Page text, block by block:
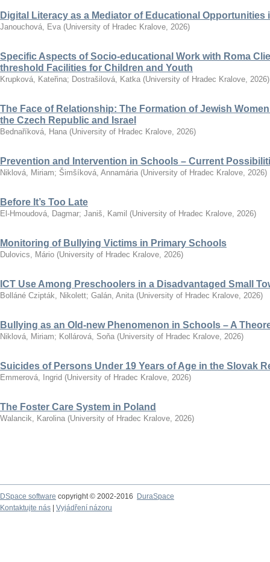
Digital Literacy as a Mediator of Educational Opportunities
Janouchová, Eva (University of Hradec Kralove, 2026)
Specific Aspects of Socio-educational Work with Roma
threshold Facilities for Children and Youth
Krupková, Kateřina; Dostrašilová, Katka (University of Hradec Kralove, 2026)
The Face of Relationship: The Formation of Jewish
the Czech Republic and Israel
Bednaříková, Hana (University of Hradec Kralove, 2026)
Prevention and Intervention in Schools – Current
Niklová, Miriam; Šimšíková, Annamária (University of Hradec Kralove, 2026)
Before It’s Too Late
El-Hmoudová, Dagmar; Janiš, Kamil (University of Hradec Kralove, 2026)
Monitoring of Bullying Victims in Primary Schools
Dulovics, Mário (University of Hradec Kralove, 2026)
ICT Use Among Preschoolers in a Disadvantaged Small
Bolláné Czipták, Nikolett; Galán, Anita (University of Hradec Kralove, 2026)
Bullying as an Old-new Phenomenon in Schools – A
Niklová, Miriam; Kollárová, Soňa (University of Hradec Kralove, 2026)
Suicides of Persons Under 19 Years of Age in the Slovak
Emmerová, Ingrid (University of Hradec Kralove, 2026)
The Foster Care System in Poland
Walancik, Karolina (University of Hradec Kralove, 2026)
DSpace software copyright © 2002-2016
DuraSpace
Kontaktujte nás
Vyjádření názoru